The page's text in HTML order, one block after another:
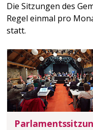
Die Sitzungen des
Regel einmal pro
statt.